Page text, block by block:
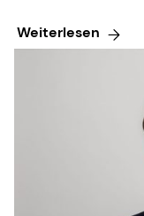
Weiterlesen